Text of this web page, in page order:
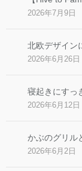
2026年7月9日
北欧デザイン
2026年6月26日
寝起きにすっ
2026年6月12日
かぶのグリル
2026年6月2日